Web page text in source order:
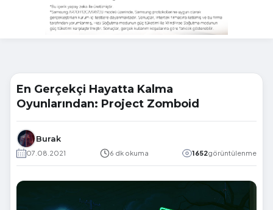
En Gerçekçi Hayatta Kalma
Oyunlarından: Project Zomboid
Burak
07.08.2021 6 dk okuma 1652görüntülenme